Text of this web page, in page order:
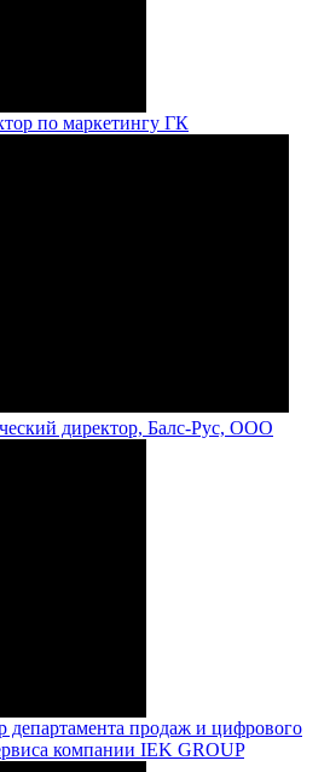
по маркетингу ГК
директор, Балс-Рус, ООО
департамента продаж и цифрового
компании IEK GROUP